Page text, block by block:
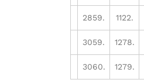
2859. 1122.
3059. 1278.
3060. 1279.